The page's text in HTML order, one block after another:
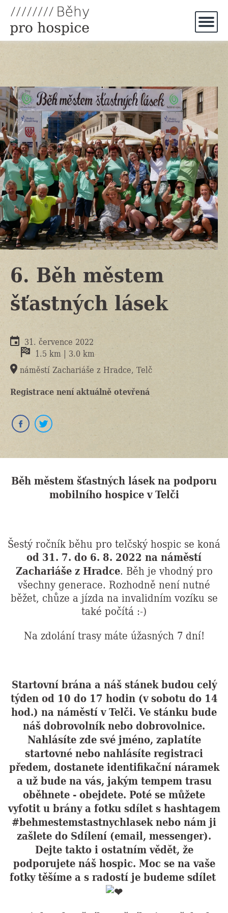
6. Běh městem
šťastných lásek
31. července 2022
1.5 km | 3.0 km
náměstí Zachariáše z Hradce, Telč
Registrace není aktuálně otevřená
Běh městem šťastných lásek na podporu
mobilního hospice v Telči
Šestý ročník běhu pro telčský hospic se koná
od 31. 7. do 6. 8. 2022 na náměstí
Zachariáše z Hradce. Běh je vhodný pro
všechny generace. Rozhodně není nutné
běžet, chůze a jízda na invalidním vozíku se
také počítá :-)
Na zdolání trasy máte úžasných 7 dní!
Startovní brána a náš stánek budou celý
týden od 10 do 17 hodin (v sobotu do 14
hod.) na náměstí v Telči. Ve stánku bude
náš dobrovolník nebo dobrovolnice.
Nahlásíte zde své jméno, zaplatíte
startovné nebo nahlásíte registraci
předem, dostanete identifikační náramek
a už bude na vás, jakým tempem trasu
oběhnete - obejdete. Poté se můžete
vyfotit u brány a fotku sdílet s hashtagem
#behmestemstastnychlasek nebo nám ji
zašlete do Sdílení (email, messenger).
Dejte takto i ostatním vědět, že
podporujete náš hospic. Moc se na vaše
fotky těšíme a s radostí je budeme sdílet